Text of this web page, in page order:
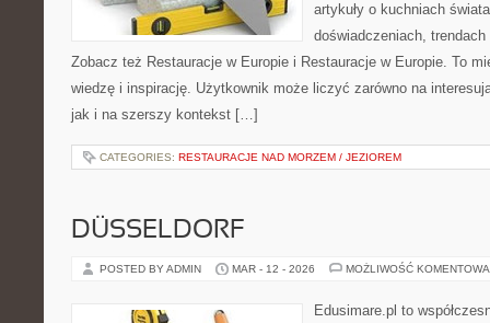
artykuły o kuchniach
doświadczeniach,
Zobacz też Restauracje w Europie i Restauracje w Europie. To
wiedzę i inspirację. Użytkownik może liczyć zarówno na
jak i na szerszy kontekst […]
CATEGORIES: RESTAURACJE NAD MORZEM / JEZIOREM
DÜSSELDORF
POSTED BY ADMIN MAR - 12 - 2026 MOŻLIWOŚĆ
Edusimare.pl to